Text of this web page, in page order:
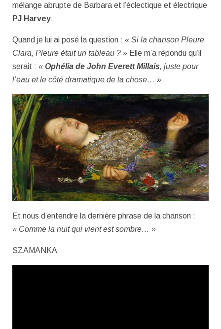
mélange abrupte de Barbara et l’éclectique et électrique
PJ Harvey.
Quand je lui ai posé la question : « Si la chanson Pleure
Clara, Pleure était un tableau ? » Elle m’a répondu qu’il
serait : « Ophélia de John Everett Millais, juste pour
l’eau et le côté dramatique de la chose… »
Et nous d’entendre la dernière phrase de la chanson :
« Comme la nuit qui vient est sombre… »
SZAMANKA